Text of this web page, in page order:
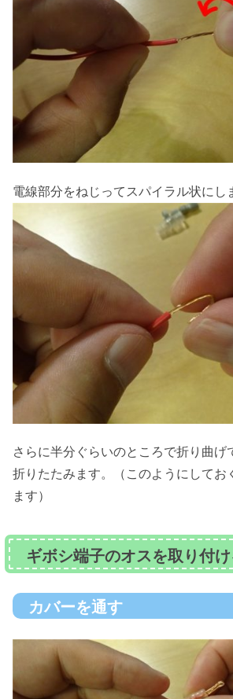
電線部分をねじってスパイラル状にし
さらに半分ぐらいのところで折り曲げ
折りたたみます。（このようにしてお
ます）
ギボシ端子のオスを取り付け
カバーを通す